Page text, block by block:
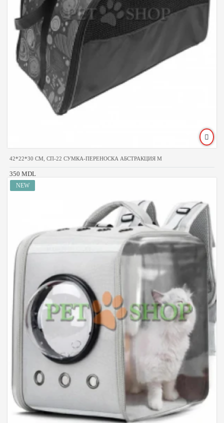
42*22*30 CM, СП-22 СУМКА-ПЕРЕНОСКА АБСТРАКЦИЯ М
350 MDL